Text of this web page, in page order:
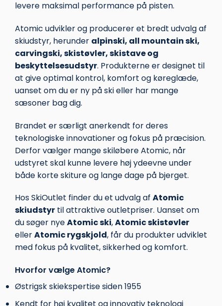
levere maksimal performance på pisten.
Atomic udvikler og producerer et bredt udvalg af
skiudstyr, herunder alpinski, all mountain ski,
carvingski, skistøvler, skistave og
beskyttelsesudstyr. Produkterne er designet til
at give optimal kontrol, komfort og køreglæde,
uanset om du er ny på ski eller har mange
sæsoner bag dig.
Brandet er særligt anerkendt for deres
teknologiske innovationer og fokus på præcision.
Derfor vælger mange skiløbere Atomic, når
udstyret skal kunne levere høj ydeevne under
både korte skiture og lange dage på bjerget.
Hos SkiOutlet finder du et udvalg af Atomic
skiudstyr til attraktive outletpriser. Uanset om
du søger nyeAtomic ski,Atomic skistøvler
ellerAtomic rygskjold, får du produkter udviklet
med fokus på kvalitet, sikkerhed og komfort.
Hvorfor vælge Atomic?
Østrigsk skiekspertise siden 1955
Kendt for høj kvalitet og innovativ teknologi